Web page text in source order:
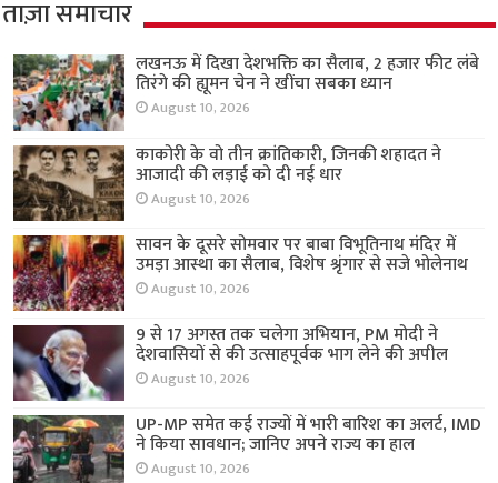
ताज़ा समाचार
लखनऊ में दिखा देशभक्ति का सैलाब, 2 हजार फीट लंबे
तिरंगे की ह्यूमन चेन ने खींचा सबका ध्यान
August 10, 2026
काकोरी के वो तीन क्रांतिकारी, जिनकी शहादत ने
आजादी की लड़ाई को दी नई धार
August 10, 2026
सावन के दूसरे सोमवार पर बाबा विभूतिनाथ मंदिर में
उमड़ा आस्था का सैलाब, विशेष श्रृंगार से सजे भोलेनाथ
August 10, 2026
9 से 17 अगस्त तक चलेगा अभियान, PM मोदी ने
देशवासियों से की उत्साहपूर्वक भाग लेने की अपील
August 10, 2026
UP-MP समेत कई राज्यों में भारी बारिश का अलर्ट, IMD
ने किया सावधान; जानिए अपने राज्य का हाल
August 10, 2026